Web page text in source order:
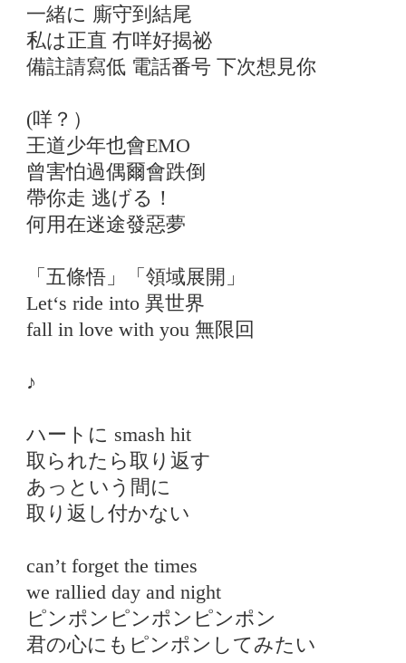
一緒に 廝守到結尾
私は正直 冇咩好揭祕
備註請寫低 電話番号 下次想見你
(咩？）
王道少年也會EMO
曾害怕過偶爾會跌倒
帶你走 逃げる！
何用在迷途發惡夢
「五條悟」「領域展開」
Let‘s ride into 異世界
fall in love with you 無限回
♪
ハートに smash hit
取られたら取り返す
あっという間に
取り返し付かない
can’t forget the times
we rallied day and night
ピンポンピンポンピンポン
君の心にもピンポンしてみたい